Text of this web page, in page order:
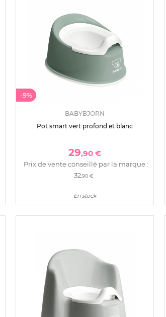
-9%
BABYBJORN
Pot smart vert profond et blanc
29,90 €
Prix de vente conseillé par la marque :
32,90 €
En stock